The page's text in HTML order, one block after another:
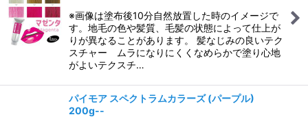
※画像は塗布後10分自然放置した時のイメージで
す。地毛の色や髪質、毛髪の状態によって仕上が
りが異なることがあります。 髪なじみの良いテク
スチャー ムラになりにくくなめらかで塗り心地
がよいテクスチ…
パイモア スペクトラムカラーズ (パープル)
200g--